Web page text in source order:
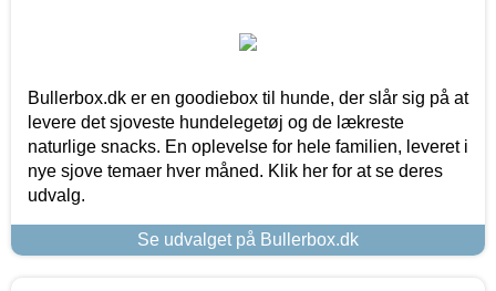
Bullerbox.dk er en goodiebox til hunde, der slår sig på at
levere det sjoveste hundelegetøj og de lækreste
naturlige snacks. En oplevelse for hele familien, leveret i
nye sjove temaer hver måned. Klik her for at se deres
udvalg.
Se udvalget på Bullerbox.dk